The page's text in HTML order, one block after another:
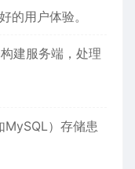
的用户体验。
建服务端，处理
MySQL）存储患